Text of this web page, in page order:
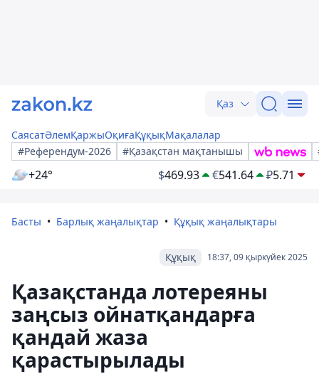
Қаз
СаясатӘлемҚаржыОқиғаҚұқықМақалалар
#Референдум-2026
#Қазақстан мақтанышы
+24° $469.93 €541.64 ₽5.71
Басты Барлық жаңалықтар Құқық жаңалықтары
18:37, 09 қыркүйек 2025
Құқық
Қазақстанда лотереяны
заңсыз ойнатқандарға
қандай жаза
қарастырылады